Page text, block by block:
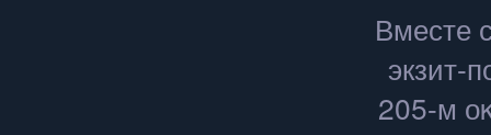
Вместе
экзит-
205-м